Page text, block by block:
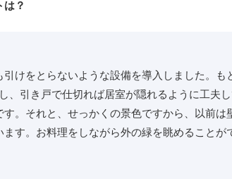
は？
けをとらないような設備を導入しました。も
、引き戸で仕切れば居室が隠れるように工夫し
。それと、せっかくの景色ですから、以前は
す。お料理をしながら外の緑を眺めることが